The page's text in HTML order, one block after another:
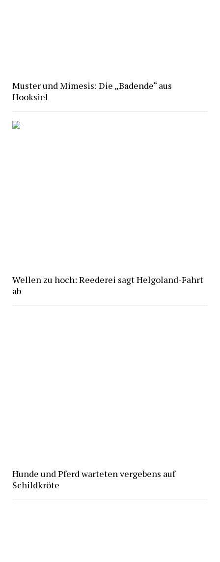
Muster und Mimesis: Die „Badende“ aus
Hooksiel
Wellen zu hoch: Reederei sagt Helgoland-Fahrt
ab
Hunde und Pferd warteten vergebens auf
Schildkröte